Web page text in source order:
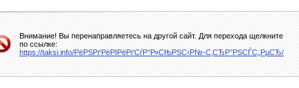
Внимание! Вы перенаправляетесь на другой сайт. Для перехода щелкните
по ссылке:
https://taksi.info/РёРЅРґРёРІРёРґСѓР°Р»СЊРЅС‹Р№-С‚СЂР°РЅСЃС„РµСЂ/